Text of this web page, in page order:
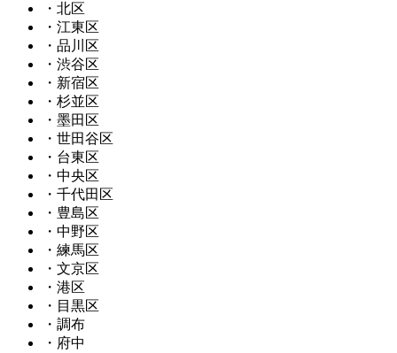
・北区
・江東区
・品川区
・渋谷区
・新宿区
・杉並区
・墨田区
・世田谷区
・台東区
・中央区
・千代田区
・豊島区
・中野区
・練馬区
・文京区
・港区
・目黒区
・調布
・府中